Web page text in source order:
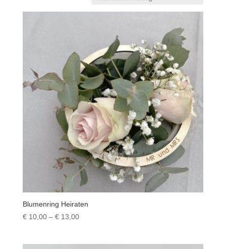
Blumenring Heiraten
€10,00 – €13,00Preisspanne: